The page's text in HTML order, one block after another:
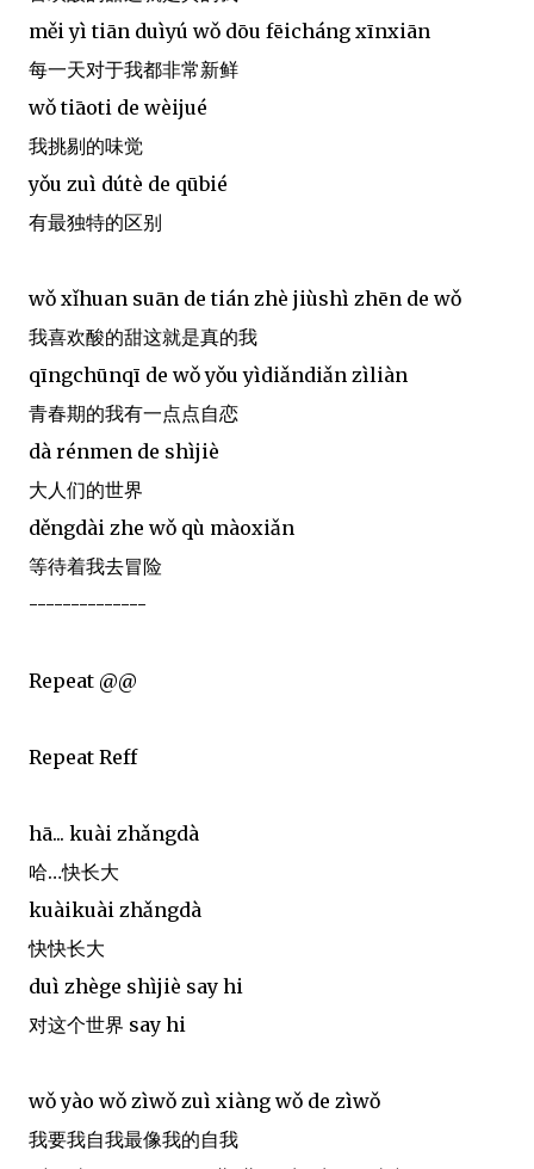
měi yì tiān duìyú wǒ dōu fēicháng xīnxiān
每一天对于我都非常新鲜
wǒ tiāoti de wèijué
我挑剔的味觉
yǒu zuì dútè de qūbié
有最独特的区别
wǒ xǐhuan suān de tián zhè jiùshì zhēn de wǒ
我喜欢酸的甜这就是真的我
qīngchūnqī de wǒ yǒu yìdiǎndiǎn zìliàn
青春期的我有一点点自恋
dà rénmen de shìjiè
大人们的世界
děngdài zhe wǒ qù màoxiǎn
等待着我去冒险
--------------
Repeat @@
Repeat Reff
hā... kuài zhǎngdà
哈…快长大
kuàikuài zhǎngdà
快快长大
duì zhège shìjiè say hi
对这个世界 say hi
wǒ yào wǒ zìwǒ zuì xiàng wǒ de zìwǒ
我要我自我最像我的自我